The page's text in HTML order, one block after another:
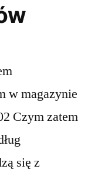
w magazynie
Czym zatem
się z